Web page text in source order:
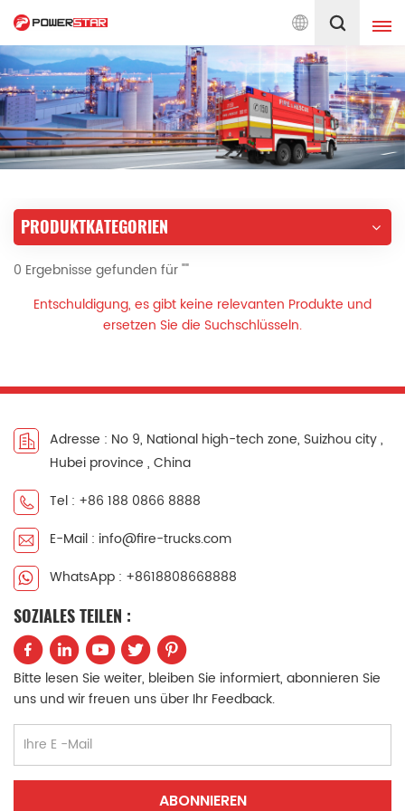
für Feuerwehr-Service Deutsch
English français
Deutsch русский
português
العربية
한국의 Türkçe
Tiếng Việt Indonesia
中文 қазақ
PRODUKTKATEGORIEN
0 Ergebnisse gefunden für ""
Entschuldigung, es gibt keine relevanten Produkte und
ersetzen Sie die Suchschlüsseln.
Adresse : No 9, National high-tech zone, Suizhou city ,
Hubei province , China
Tel : +86 188 0866 8888
E-Mail : info@fire-trucks.com
WhatsApp : +8618808668888
SOZIALES TEILEN :
Bitte lesen Sie weiter, bleiben Sie informiert, abonnieren Sie
uns und wir freuen uns über Ihr Feedback.